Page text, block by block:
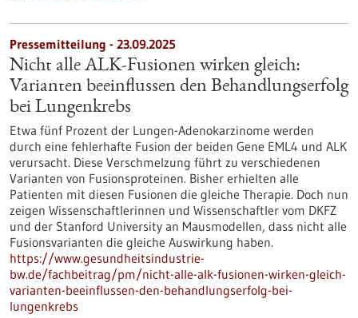
Pressemitteilung - 23.09.2025
Nicht alle ALK-Fusionen wirken gleich:
Varianten beeinflussen den Behandlungserfolg
bei Lungenkrebs
Etwa fünf Prozent der Lungen-Adenokarzinome werden
durch eine fehlerhafte Fusion der beiden Gene EML4 und ALK
verursacht. Diese Verschmelzung führt zu verschiedenen
Varianten von Fusionsproteinen. Bisher erhielten alle
Patienten mit diesen Fusionen die gleiche Therapie. Doch nun
zeigen Wissenschaftlerinnen und Wissenschaftler vom DKFZ
und der Stanford University an Mausmodellen, dass nicht alle
Fusionsvarianten die gleiche Auswirkung haben.
https://www.gesundheitsindustrie-
bw.de/fachbeitrag/pm/nicht-alle-alk-fusionen-wirken-gleich-
varianten-beeinflussen-den-behandlungserfolg-bei-
lungenkrebs